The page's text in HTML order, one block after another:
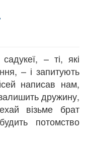
– ті, які
– і запитують
написав нам,
дружину,
візьме брат
потомство